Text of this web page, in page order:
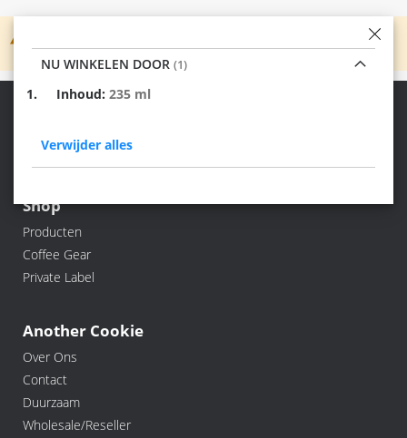
NU WINKELEN DOOR
Inhoud 235 ml
Verwijder
Verwijder alles
met de selectie.
Shop
Producten
Coffee Gear
Private Label
Another Cookie
Over Ons
Contact
Duurzaam
Wholesale/Reseller